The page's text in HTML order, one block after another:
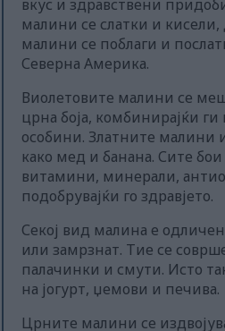
вкус и здравствени
малини се слатки и
малини се поблаги и
Северна Америка.
Виолетовите малини се
црна боја, комбинирајќи
особини. Златните малини
како мед и банана. Сите
витамини, минерали,
подобрувајќи го здравјето.
Секој вид малина е
или замрзнат. Тие се
палачинки и смути. Исто
на јогурт, џемови и печива.
Црните малини се